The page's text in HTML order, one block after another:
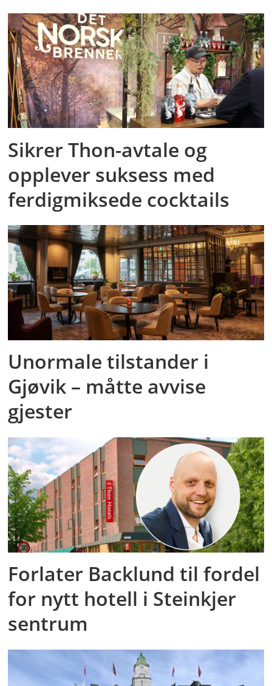
Sikrer Thon-avtale og
opplever suksess med
ferdigmiksede cocktails
Unormale tilstander i
Gjøvik – måtte avvise
gjester
Forlater Backlund til fordel
for nytt hotell i Steinkjer
sentrum